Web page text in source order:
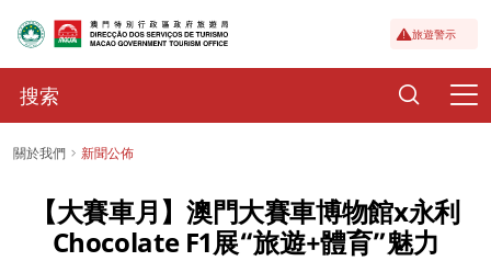
旅遊警示
關於我們 新聞公佈
【大賽車月】澳門大賽車博物館x永利
Chocolate F1展“旅遊+體育”魅力